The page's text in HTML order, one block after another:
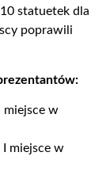
statuetek dla
poprawili
miejsce w
I miejsce w